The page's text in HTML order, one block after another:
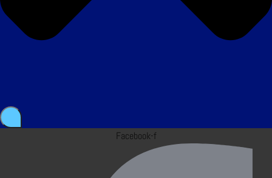
Facebook-f